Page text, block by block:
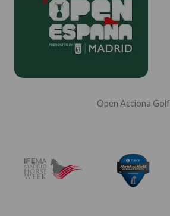
Open Acciona Golf